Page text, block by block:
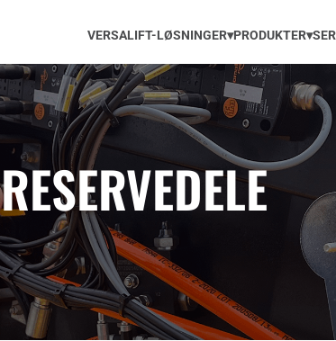
VERSALIFT-LØSNINGER▾PRODUKTER▾
RESERVEDELE